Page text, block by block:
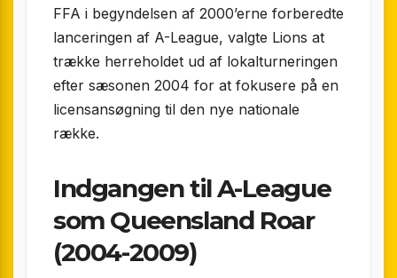
FFA i begyndelsen af 2000’erne forberedte
lanceringen af A-League, valgte Lions at
trække herreholdet ud af lokalturneringen
efter sæsonen 2004 for at fokusere på en
licensansøgning til den nye nationale
række.
Indgangen til A-League
som Queensland Roar
(2004-2009)